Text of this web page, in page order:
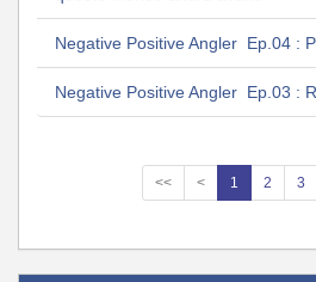
Negative Positive Angler Ep.04 :
Negative Positive Angler Ep.03 :
<< < 1 2 3